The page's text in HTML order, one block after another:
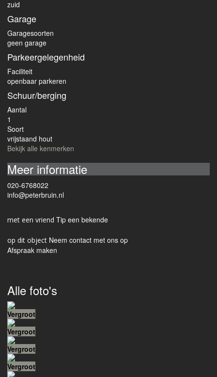
zuid
Garage
Garagesoorten
geen garage
Parkeergelegenheid
Faciliteit
openbaar parkeren
Schuur/berging
Aantal
1
Soort
vrijstaand hout
Bekijk alle kenmerken
Meer informatie
020-6768022
info@peterbruin.nl
Tip een bekende
Neem contact met ons op
Afspraak maken
Alle foto's
Vergroot
Vergroot
Vergroot
Vergroot